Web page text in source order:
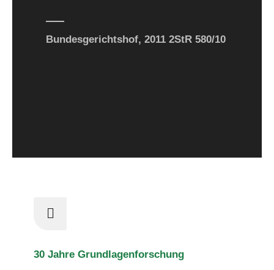
Bundesgerichtshof, 2011 2StR 580/10
30 Jahre Grundlagenforschung